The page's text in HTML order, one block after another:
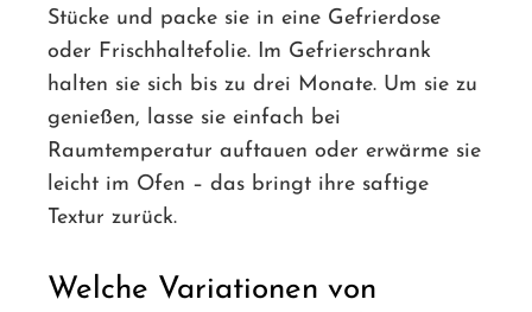
Stücke und packe sie in eine Gefrierdose
oder Frischhaltefolie. Im Gefrierschrank
halten sie sich bis zu drei Monate. Um sie zu
genießen, lasse sie einfach bei
Raumtemperatur auftauen oder erwärme sie
leicht im Ofen – das bringt ihre saftige
Textur zurück.
Welche Variationen von